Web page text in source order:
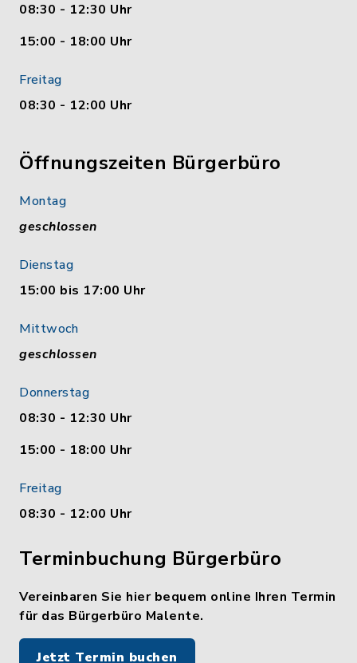
08:30 - 12:30 Uhr
15:00 - 18:00 Uhr
Freitag
08:30 - 12:00 Uhr
Öffnungszeiten Bürgerbüro
Montag
geschlossen
Dienstag
15:00 bis 17:00 Uhr
Mittwoch
geschlossen
Donnerstag
08:30 - 12:30 Uhr
15:00 - 18:00 Uhr
Freitag
08:30 - 12:00 Uhr
Terminbuchung Bürgerbüro
Vereinbaren Sie hier bequem online Ihren Termin
für das Bürgerbüro Malente.
Jetzt Termin buchen